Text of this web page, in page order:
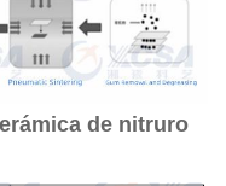
de nitruro